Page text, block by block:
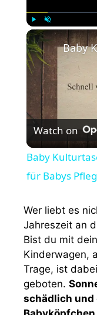
Play Unmute
Watch on
Baby
für Babys
Wer liebt es
Jahreszeit an
Bist du mit
Kinderwagen,
Trage, ist
geboten.
schädlich und